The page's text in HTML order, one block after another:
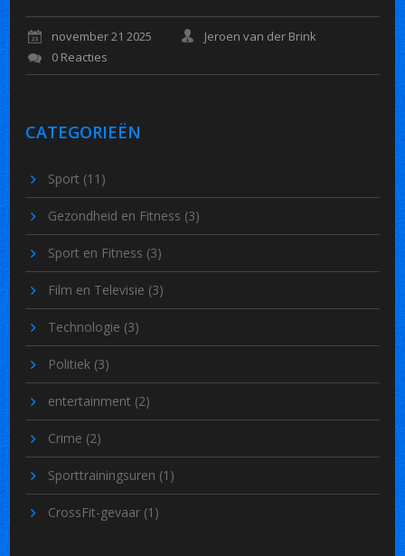
november 21 2025
Jeroen van der Brink
0 Reacties
CATEGORIEËN
Sport (11)
Gezondheid en Fitness (3)
Sport en Fitness (3)
Film en Televisie (3)
Technologie (3)
Politiek (3)
entertainment (2)
Crime (2)
Sporttrainingsuren (1)
CrossFit-gevaar (1)